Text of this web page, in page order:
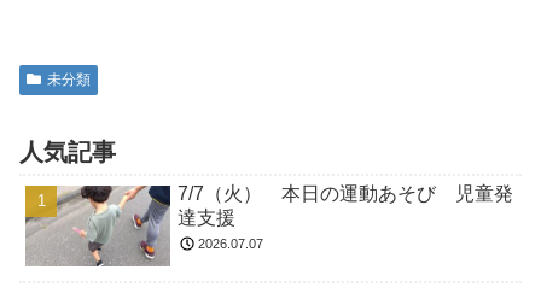
未分類
人気記事
7/7（火） 本日の運動あそび 児童発
達支援
2026.07.07